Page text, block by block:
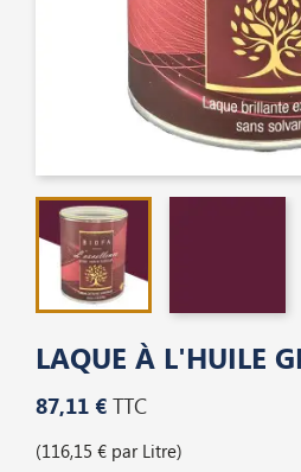
LAQUE À L'HUILE
87,11 € TTC
(116,15 € par Litre)